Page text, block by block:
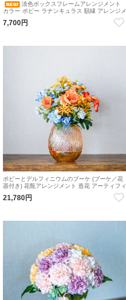
淡色ボックスフレームアレンジメント
カラー ポピー ラナンキュラス 額縁 アレンジメ
7,700円
ポピーとデルフィニウムのブーケ (ブーケ／花
器付き) 花瓶アレンジメント 造花 アーティフィ
21,780円